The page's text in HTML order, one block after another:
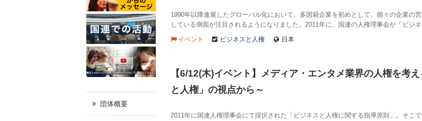
1990年以降進展したグローバル化において、多国籍企業を初めとして、個々の企業の
している側面が注目されるようになりました。2011年に、国連の人権理事会が「ビジ
イベント ビジネスと人権 日本
【6/12(木)イベント】メディア・エンタメ業界の人権を考
と人権」の視点から～
2011年に国連人権理事会にて採択された「ビジネスと人権に関する指導原則」。そこ
団体概要